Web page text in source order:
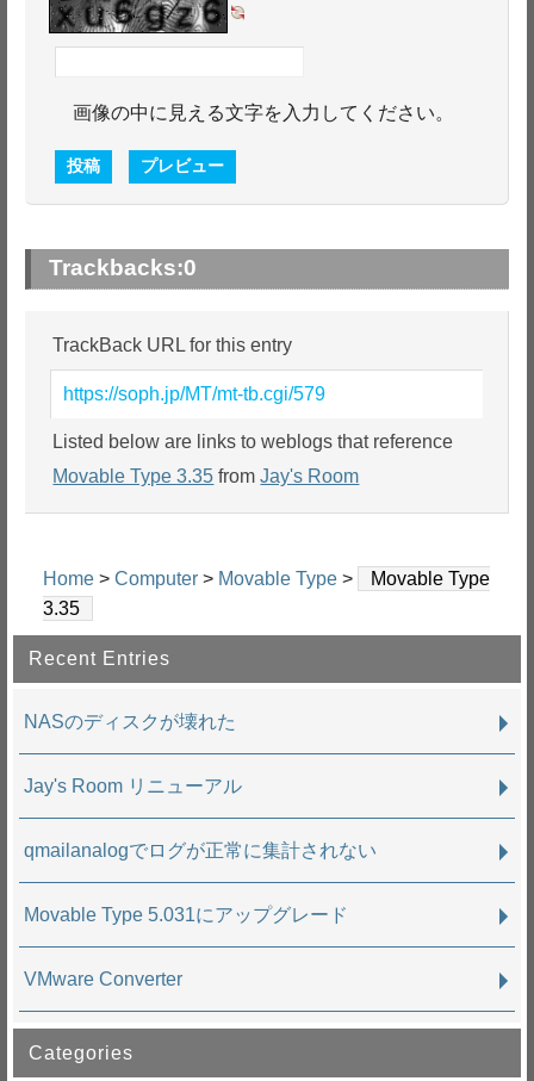
画像の中に見える文字を入力してください。
Trackbacks:0
TrackBack URL for this entry
https://soph.jp/MT/mt-tb.cgi/579
Listed below are links to weblogs that reference
Movable Type 3.35 fromJay's Room
Home >Computer > Movable Type >
Movable Type
3.35
Recent Entries
NASのディスクが壊れた
Jay's Room リニューアル
qmailanalogでログが正常に集計されない
Movable Type 5.031にアップグレード
VMware Converter
Categories